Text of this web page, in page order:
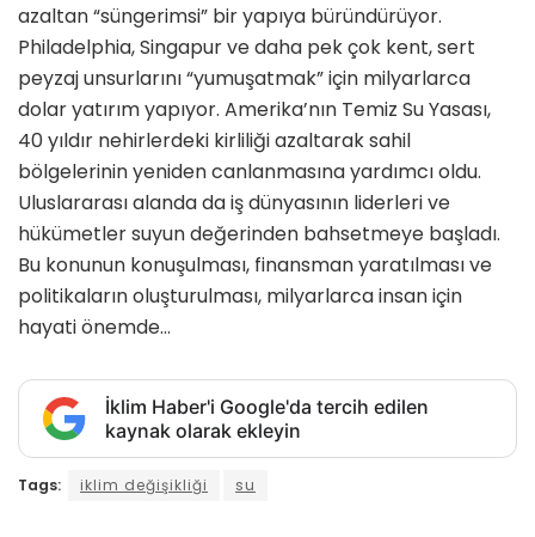
azaltan “süngerimsi” bir yapıya büründürüyor.
Philadelphia, Singapur ve daha pek çok kent, sert
peyzaj unsurlarını “yumuşatmak” için milyarlarca
dolar yatırım yapıyor. Amerika’nın Temiz Su Yasası,
40 yıldır nehirlerdeki kirliliği azaltarak sahil
bölgelerinin yeniden canlanmasına yardımcı oldu.
Uluslararası alanda da iş dünyasının liderleri ve
hükümetler suyun değerinden bahsetmeye başladı.
Bu konunun konuşulması, finansman yaratılması ve
politikaların oluşturulması, milyarlarca insan için
hayati önemde…
İklim Haber'i Google'da tercih edilen
kaynak olarak ekleyin
Tags: iklim değişikliği su